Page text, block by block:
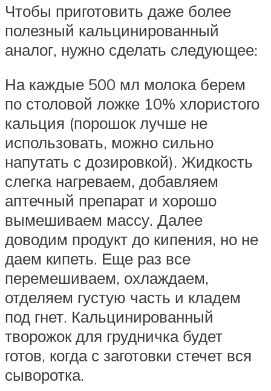
Чтобы приготовить даже более
полезный кальцинированный
аналог, нужно сделать следующее:
На каждые 500 мл молока берем
по столовой ложке 10% хлористого
кальция (порошок лучше не
использовать, можно сильно
напутать с дозировкой). Жидкость
слегка нагреваем, добавляем
аптечный препарат и хорошо
вымешиваем массу. Далее
доводим продукт до кипения, но не
даем кипеть. Еще раз все
перемешиваем, охлаждаем,
отделяем густую часть и кладем
под гнет. Кальцинированный
творожок для грудничка будет
готов, когда с заготовки стечет вся
сыворотка.